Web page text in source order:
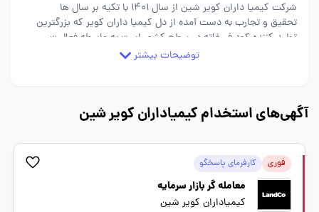
شرکت کیمیا داران کویر شین از سال 1401 با تکیه بر سال ها
تحقیق و تجارب به دست آمده از دل کیمیا داران کویر که بزرگترین
تولید کننده کود فسفاته در سطح کشور است به واسطه فعالیت
های پیشین مانند: تولید‌ برق از انرژی‌های بازیافتی ، تولید کود
کودهای کشاورزی، تاسیس و به ارائه کاملترین سبد محصولات
توضیحات بیشتر
آگهی‌های استخدام کیمیاداران کویر شین
فوری کارفرمای پاسخگو
معامله گر بازار سرمایه
کیمیاداران کویر شین